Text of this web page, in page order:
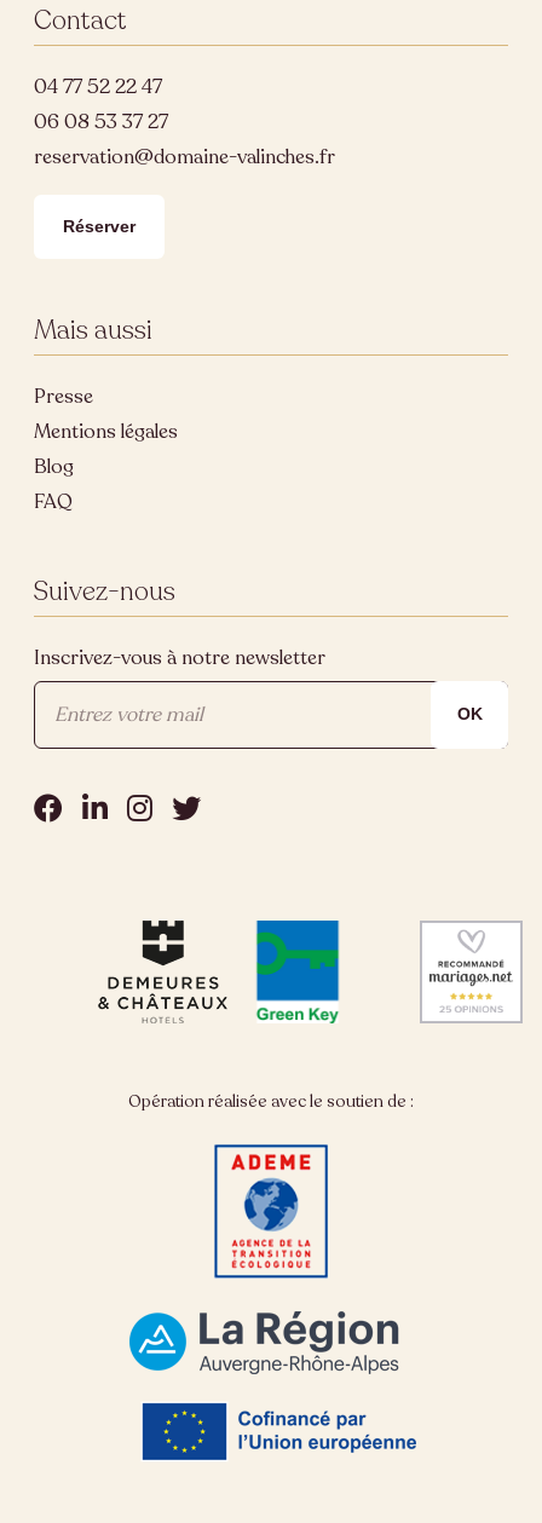
Contact
04 77 52 22 47
06 08 53 37 27
reservation@domaine-valinches.fr
Réserver
Mais aussi
Presse
Mentions légales
Blog
FAQ
Suivez-nous
Inscrivez-vous à notre newsletter
Opération réalisée avec le soutien de :